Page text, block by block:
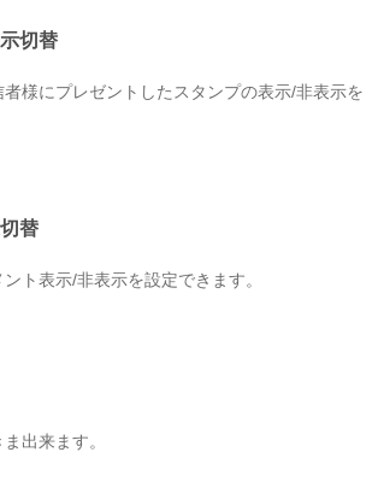
切替
様にプレゼントしたスタンプの表示/非表示を
替
ト表示/非表示を設定できます。
出来ます。